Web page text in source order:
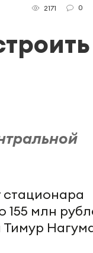
2171 0
млн
Тимур